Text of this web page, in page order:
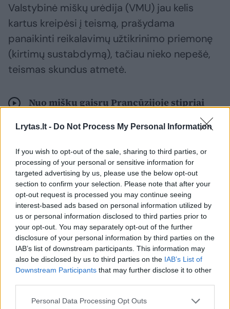
Lrytas.lt - Do Not Process My Personal Information
If you wish to opt-out of the sale, sharing to third parties, or
processing of your personal or sensitive information for
targeted advertising by us, please use the below opt-out
section to confirm your selection. Please note that after your
opt-out request is processed you may continue seeing
interest-based ads based on personal information utilized by
us or personal information disclosed to third parties prior to
your opt-out. You may separately opt-out of the further
disclosure of your personal information by third parties on the
IAB’s list of downstream participants. This information may
also be disclosed by us to third parties on the IAB’s List of
Downstream Participants that may further disclose it to other
Personal Data Processing Opt Outs
Valstybinė miškų urėdija (VMU) jau kelis
kartus kreipėsi į teismą, prašydama
panaikinti reikalavimų užtikrinimo priemonę
(kirtimų sustabdymą), tačiau nieko nepešė,
teismas skundus atmetė.
Nuo miškų gaisrų Prancūzijoje stipriai
ginčytis nebuvo“
Viešojo intereso gynimo fondo vadovas S.